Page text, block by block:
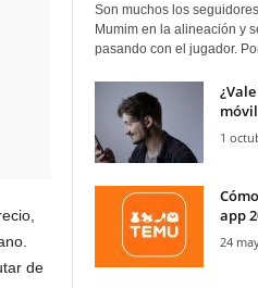
de
Son muchos los
Mumim en la alineación y
pasando con el jugador.
1
app
24